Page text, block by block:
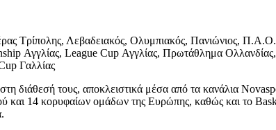
Τρίπολης, Λεβαδειακός, Ολυμπιακός, Πανιώνιος,
Αγγλίας, League Cup Αγγλίας, Πρωτάθλημα
Γαλλίας
διάθεσή τους, αποκλειστικά μέσα από τα κανάλια
14 κορυφαίων ομάδων της Ευρώπης, καθώς και το